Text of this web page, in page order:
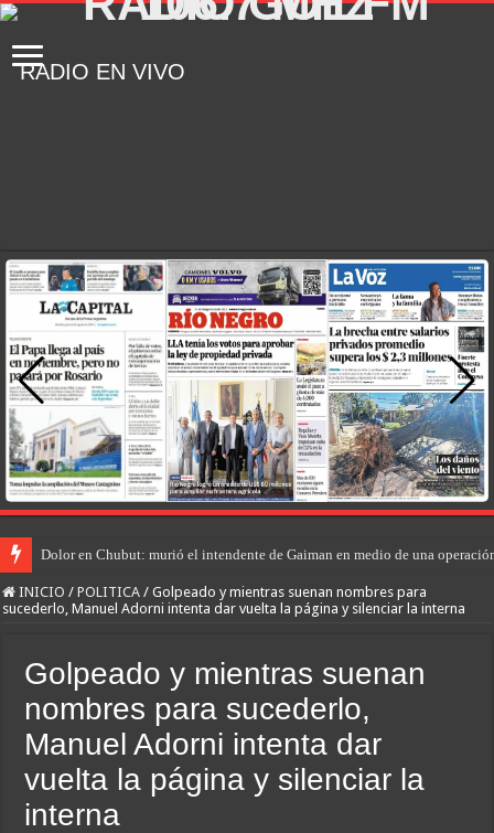
RADIO EN VIVO
Dolor en Chubut: murió el intendente de Gaiman en medio de una
INICIO / POLITICA / Golpeado y mientras suenan nombres para
sucederlo, Manuel Adorni intenta dar vuelta la página y silenciar la interna
Golpeado y mientras suenan
nombres para sucederlo,
Manuel Adorni intenta dar
vuelta la página y silenciar la
interna